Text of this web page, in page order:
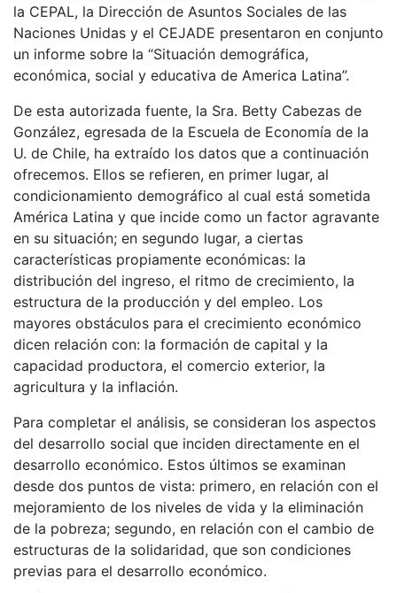
la CEPAL, la Dirección de Asuntos Sociales de las
Naciones Unidas y el CEJADE presentaron en conjunto
un informe sobre la “Situación demográfica,
económica, social y educativa de America Latina”.
De esta autorizada fuente, la Sra. Betty Cabezas de
González, egresada de la Escuela de Economía de la
U. de Chile, ha extraído los datos que a continuación
ofrecemos. Ellos se refieren, en primer lugar, al
condicionamiento demográfico al cual está sometida
América Latina y que incide como un factor agravante
en su situación; en segundo lugar, a ciertas
características propiamente económicas: la
distribución del ingreso, el ritmo de crecimiento, la
estructura de la producción y del empleo. Los
mayores obstáculos para el crecimiento económico
dicen relación con: la formación de capital y la
capacidad productora, el comercio exterior, la
agricultura y la inflación.
Para completar el análisis, se consideran los aspectos
del desarrollo social que inciden directamente en el
desarrollo económico. Estos últimos se examinan
desde dos puntos de vista: primero, en relación con el
mejoramiento de los niveles de vida y la eliminación
de la pobreza; segundo, en relación con el cambio de
estructuras de la solidaridad, que son condiciones
previas para el desarrollo económico.